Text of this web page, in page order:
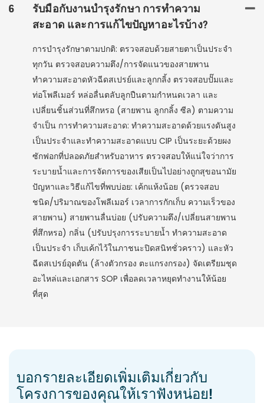
6
รับมือกับงานบำรุงรักษา การทำความ
สะอาด และการแก้ไขปัญหาอะไรบ้าง?
การบำรุงรักษาตามปกติ: ตรวจสอบด้วยสายตาเป็นประจำ
ทุกวัน ตรวจสอบความตึง/การจัดแนวของสายพาน
ทำความสะอาดหัวฉีดสเปรย์และลูกกลิ้ง ตรวจสอบปั๊มและ
ท่อโพลีเมอร์ หล่อลื่นตลับลูกปืนตามกำหนดเวลา และ
เปลี่ยนชิ้นส่วนที่สึกหรอ (สายพาน ลูกกลิ้ง ซีล) ตามความ
จำเป็น การทำความสะอาด: ทำความสะอาดด้วยแรงดันสูง
เป็นประจำและทำความสะอาดแบบ CIP เป็นระยะด้วยผง
ซักฟอกที่ปลอดภัยสำหรับอาหาร ตรวจสอบให้แน่ใจว่าการ
ระบายน้ำและการจัดการของเสียเป็นไปอย่างถูกสุขอนามัย
ปัญหาและวิธีแก้ไขที่พบบ่อย: เค้กแห้งน้อย (ตรวจสอบ
ชนิด/ปริมาณของโพลีเมอร์ เวลาการกักเก็บ ความเร็วของ
สายพาน) สายพานลื่นบ่อย (ปรับความตึง/เปลี่ยนสายพาน
ที่สึกหรอ) กลิ่น (ปรับปรุงการระบายน้ำ ทำความสะอาด
เป็นประจำ เก็บเค้กไว้ในภาชนะปิดสนิทชั่วคราว) และหัว
ฉีดสเปรย์อุดตัน (ล้างตัวกรอง ตะแกรงกรอง) จัดเตรียมชุด
อะไหล่และเอกสาร SOP เพื่อลดเวลาหยุดทำงานให้น้อย
ที่สุด
บอกรายละเอียดเพิ่มเติมเกี่ยวกับ
โครงการของคุณให้เราฟังหน่อย!